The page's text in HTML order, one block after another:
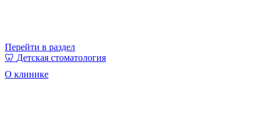
Перейти в раздел
🦷 Детская стоматология
О клинике